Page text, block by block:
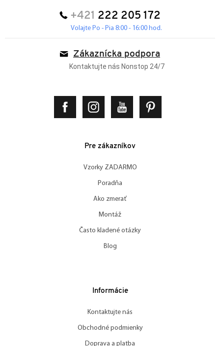
+421 222 205 172
Volajte Po - Pia 8:00 - 16:00 hod.
Zákaznícka podpora
Kontaktujte nás Nonstop 24/7
Pre zákazníkov
Vzorky ZADARMO
Poradňa
Ako zmerať
Montáž
Často kladené otázky
Blog
Informácie
Kontaktujte nás
Obchodné podmienky
Doprava a platba